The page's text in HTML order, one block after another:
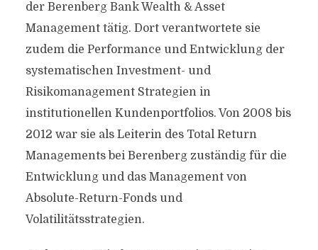
der Berenberg Bank Wealth & Asset
Management tätig. Dort verantwortete sie
zudem die Performance und Entwicklung der
systematischen Investment- und
Risikomanagement Strategien in
institutionellen Kundenportfolios. Von 2008 bis
2012 war sie als Leiterin des Total Return
Managements bei Berenberg zuständig für die
Entwicklung und das Management von
Absolute-Return-Fonds und
Volatilitätsstrategien.